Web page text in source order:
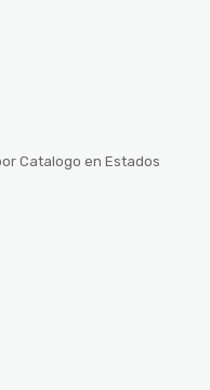
Catalogo en Estados